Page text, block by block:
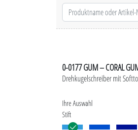
0-0177 GUM – CORAL
Drehkugelschreiber mit
Ihre Auswahl
Stift